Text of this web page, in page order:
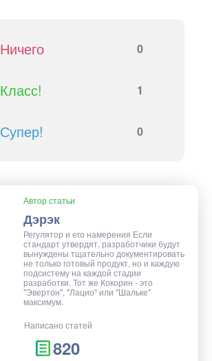
Ничего 0
Класс! 1
Супер! 0
Автор статьи
Дэрэк
Регулятор и его намерения Если
стандарт утвердят, разработчики будут
вынуждены тщательно документировать
не только готовый продукт, но и каждую
подсистему на каждой стадии
разработки. Тот же Кокорин - это
"Эвертон", "Лацио" или "Шальке"
максимум.
Написано статей
820